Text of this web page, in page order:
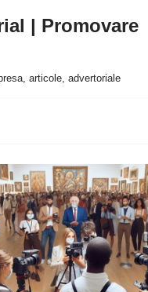
| Promovare
articole, advertoriale